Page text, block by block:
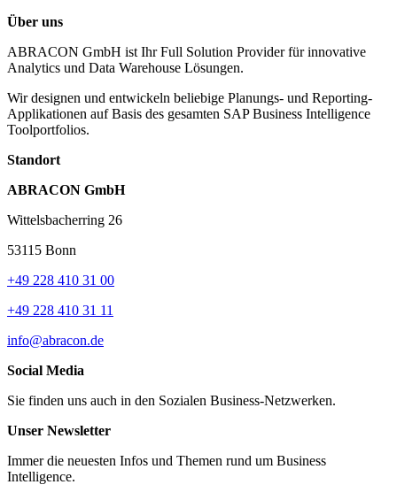
Über uns
ABRACON GmbH ist Ihr Full Solution Provider für innovative
Analytics und Data Warehouse Lösungen.
Wir designen und entwickeln beliebige Planungs- und Reporting-
Applikationen auf Basis des gesamten SAP Business Intelligence
Toolportfolios.
Standort
ABRACON GmbH
Wittelsbacherring 26
53115 Bonn
+49 228 410 31 00
+49 228 410 31 11
info@abracon.de
Social Media
Sie finden uns auch in den Sozialen Business-Netzwerken.
Unser Newsletter
Immer die neuesten Infos und Themen rund um Business
Intelligence.